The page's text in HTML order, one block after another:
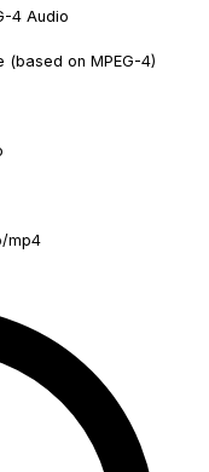
4 Audio
(based on MPEG-4)
mp4